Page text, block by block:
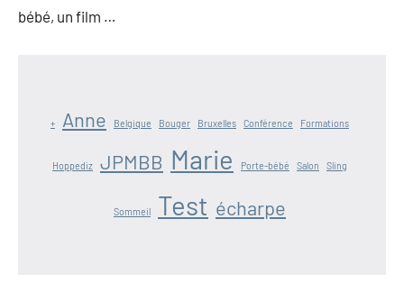
bébé, un film …
+ Anne Belgique Bouger Bruxelles Conférence Formations
Hoppediz JPMBB Marie Porte-bébé Salon Sling
Sommeil Test écharpe